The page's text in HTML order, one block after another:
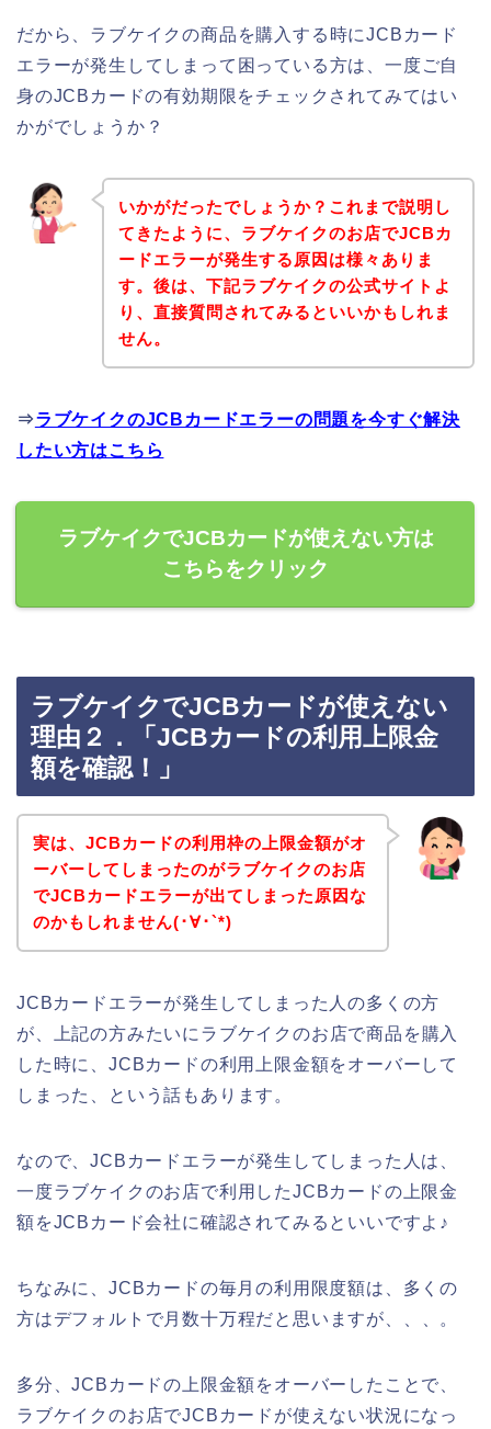
だから、ラブケイクの商品を購入する時にJCBカード
エラーが発生してしまって困っている方は、一度ご自
身のJCBカードの有効期限をチェックされてみてはい
かがでしょうか？
いかがだったでしょうか？これまで説明し
てきたように、ラブケイクのお店でJCBカ
ードエラーが発生する原因は様々ありま
す。後は、下記ラブケイクの公式サイトよ
り、直接質問されてみるといいかもしれま
せん。
⇒ラブケイクのJCBカードエラーの問題を今すぐ解決
したい方はこちら
ラブケイクでJCBカードが使えない方は
こちらをクリック
ラブケイクでJCBカードが使えない
理由２．「JCBカードの利用上限金
額を確認！」
実は、JCBカードの利用枠の上限金額がオ
ーバーしてしまったのがラブケイクのお店
でJCBカードエラーが出てしまった原因な
のかもしれません(･∀･`*)
JCBカードエラーが発生してしまった人の多くの方
が、上記の方みたいにラブケイクのお店で商品を購入
した時に、JCBカードの利用上限金額をオーバーして
しまった、という話もあります。
なので、JCBカードエラーが発生してしまった人は、
一度ラブケイクのお店で利用したJCBカードの上限金
額をJCBカード会社に確認されてみるといいですよ♪
ちなみに、JCBカードの毎月の利用限度額は、多くの
方はデフォルトで月数十万程だと思いますが、、、。
多分、JCBカードの上限金額をオーバーしたことで、
ラブケイクのお店でJCBカードが使えない状況になっ